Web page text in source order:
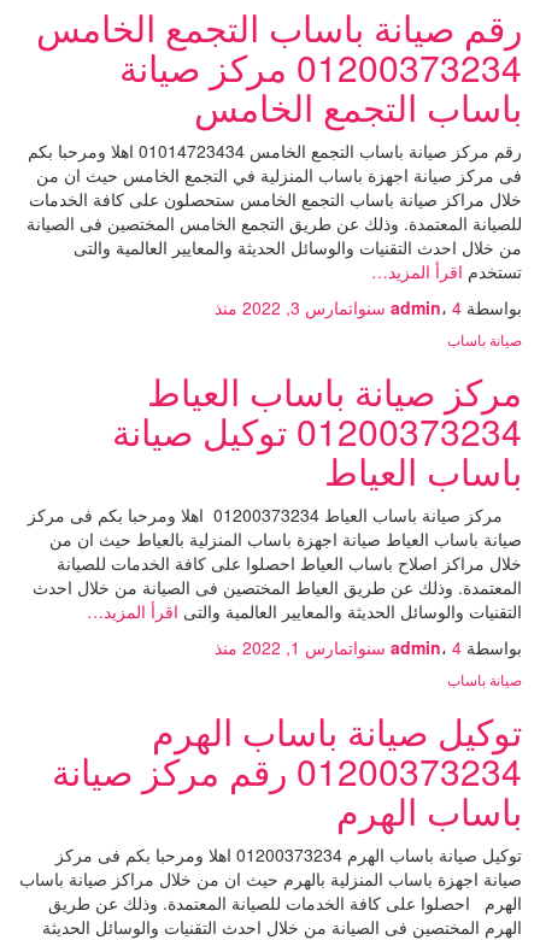
رقم صيانة باساب التجمع الخامس
01200373234 مركز صيانة
باساب التجمع الخامس
رقم مركز صيانة باساب التجمع الخامس 01014723434 اهلا ومرحبا بكم
فى مركز صيانة اجهزة باساب المنزلية في التجمع الخامس حيث ان من
خلال مراكز صيانة باساب التجمع الخامس ستحصلون على كافة الخدمات
للصيانة المعتمدة. وذلك عن طريق التجمع الخامس المختصين فى الصيانة
من خلال احدث التقنيات والوسائل الحديثة والمعايير العالمية والتى
تستخدم اقرأ المزيد…
بواسطة
admin، 4 سنوات مارس 3, 2022 منذ
صيانة باساب
مركز صيانة باساب العياط
01200373234 توكيل صيانة
باساب العياط
مركز صيانة باساب العياط 01200373234 اهلا ومرحبا بكم فى مركز
صيانة باساب العياط صيانة اجهزة باساب المنزلية بالعياط حيث ان من
خلال مراكز اصلاح باساب العياط احصلوا على كافة الخدمات للصيانة
المعتمدة. وذلك عن طريق العياط المختصين فى الصيانة من خلال احدث
التقنيات والوسائل الحديثة والمعايير العالمية والتى اقرأ المزيد…
بواسطة
admin، 4 سنوات مارس 1, 2022 منذ
صيانة باساب
توكيل صيانة باساب الهرم
01200373234 رقم مركز صيانة
باساب الهرم
توكيل صيانة باساب الهرم 01200373234 اهلا ومرحبا بكم فى مركز
صيانة اجهزة باساب المنزلية بالهرم حيث ان من خلال مراكز صيانة باساب
الهرم احصلوا على كافة الخدمات للصيانة المعتمدة. وذلك عن طريق
الهرم المختصين فى الصيانة من خلال احدث التقنيات والوسائل الحديثة